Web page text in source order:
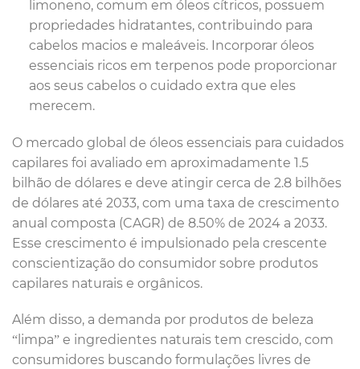
limoneno, comum em óleos cítricos, possuem
propriedades hidratantes, contribuindo para
cabelos macios e maleáveis. Incorporar óleos
essenciais ricos em terpenos pode proporcionar
aos seus cabelos o cuidado extra que eles
merecem.
O mercado global de óleos essenciais para cuidados
capilares foi avaliado em aproximadamente 1.5
bilhão de dólares e deve atingir cerca de 2.8 bilhões
de dólares até 2033, com uma taxa de crescimento
anual composta (CAGR) de 8.50% de 2024 a 2033.
Esse crescimento é impulsionado pela crescente
conscientização do consumidor sobre produtos
capilares naturais e orgânicos.
Além disso, a demanda por produtos de beleza
“limpa” e ingredientes naturais tem crescido, com
consumidores buscando formulações livres de